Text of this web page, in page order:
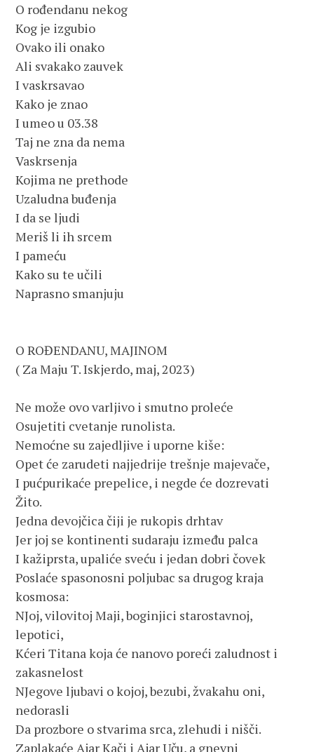
O rođendanu nekog
Ovako ili onako
Ali svakako zauvek
I vaskrsavao
Kako je znao
I umeo u 03.38
Taj ne zna da nema
Vaskrsenja
Kojima ne prethode
Uzaludna buđenja
I da se ljudi
Meriš li ih srcem
I pameću
Kako su te učili
Naprasno smanjuju
O ROĐENDANU, MAJINOM
( Za Maju T. Iskjerdo, maj, 2023)
Ne može ovo varljivo i smutno proleće
Osujetiti cvetanje runolista.
Nemoćne su zajedljive i uporne kiše:
Opet će zarudeti najjedrije trešnje majevače,
I pućpurikaće prepelice, i negde će dozrevati
Žito.
Jedna devojčica čiji je rukopis drhtav
Jer joj se kontinenti sudaraju između palca
I kažiprsta, upaliće sveću i jedan dobri čovek
Poslaće spasonosni poljubac sa drugog kraja
kosmosa:
NJoj, vilovitoj Maji, boginjici starostavnoj,
lepotici,
Kćeri Titana koja će nanovo poreći zaludnost i
zakasnelost
NJegove ljubavi o kojoj, bezubi, žvakahu oni,
nedorasli
Da prozbore o stvarima srca, zlehudi i nišči.
Zaplakaće Ajar Kači i Ajar Uču, a gnevni